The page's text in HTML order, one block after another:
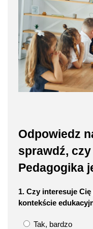
Odpowiedz
sprawdź,
Pedagogika
1. Czy interesuje
kontekście
Tak, bardzo